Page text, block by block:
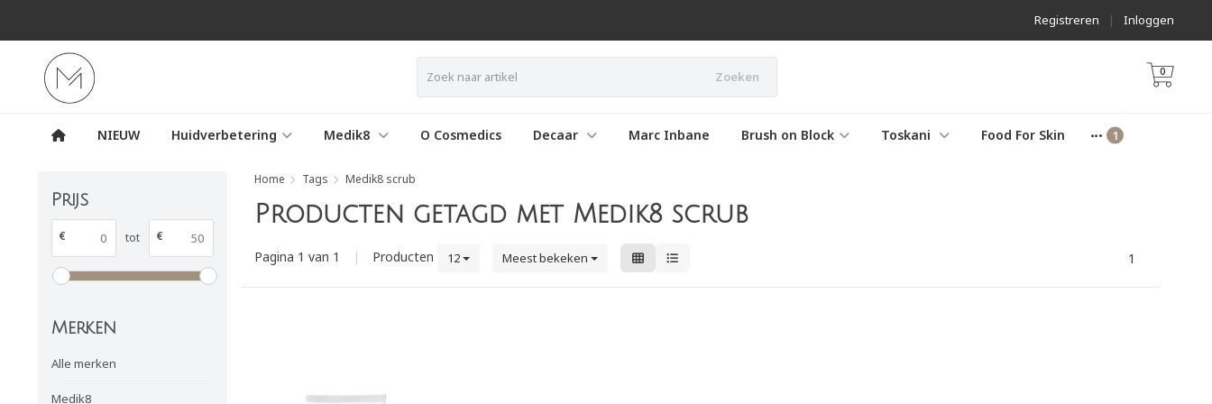
Inloggen
|
Registreren
Zoeken 0
NIEUW Huidverbetering Medik8 O Cosmedics Decaar Marc Inbane Brush on Block Toskani Food For Skin
Prijs
€ tot €
Merken
Alle merken
Medik8
Home Tags Medik8 scrub
Producten getagd met Medik8 scrub
Pagina 1 van 1 | Producten 12 Meest bekeken 1